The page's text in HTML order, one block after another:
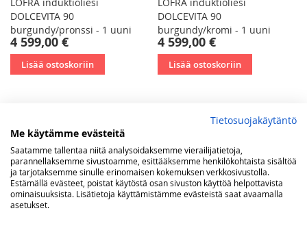
LOFRA induktioliesi
DOLCEVITA 90
burgundy/pronssi - 1 uuni
4 599,00 €
Lisää ostoskoriin
LOFRA induktioliesi
DOLCEVITA 90
burgundy/kromi - 1 uuni
4 599,00 €
Lisää ostoskoriin
Tietosuojakäytäntö
Me käytämme evästeitä
Saatamme tallentaa niitä analysoidaksemme vierailijatietoja,
parannellaksemme sivustoamme, esittääksemme henkilökohtaista sisältöä
ja tarjotaksemme sinulle erinomaisen kokemuksen verkkosivustolla.
Estämällä evästeet, poistat käytöstä osan sivuston käyttöä helpottavista
ominaisuuksista. Lisätietoja käyttämistämme evästeistä saat avaamalla
asetukset.